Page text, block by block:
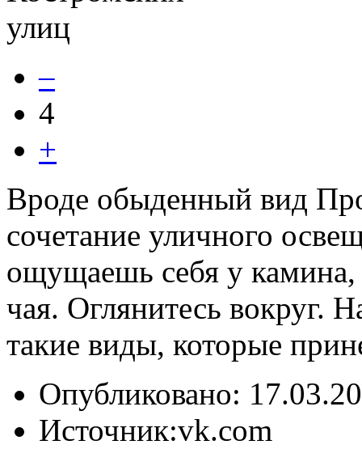
–
4
+
Вроде обыденный вид
сочетание уличного
ощущаешь себя у камина,
чая. Оглянитесь вокруг.
такие виды, которые
Опубликовано:
Источник:vk.com